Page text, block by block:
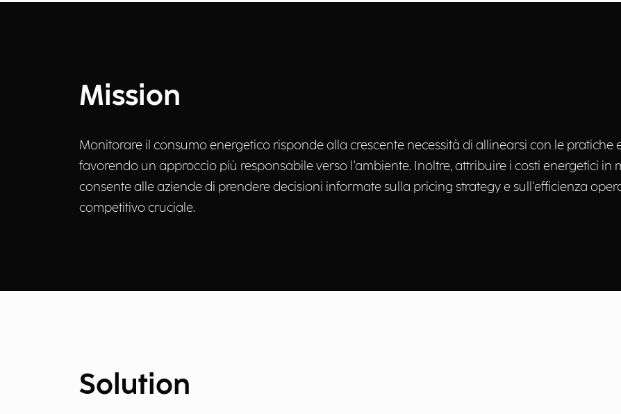
Mission
Monitorare il consumo energetico risponde alla crescente necessità di allinearsi con le pratiche
favorendo un approccio più responsabile verso l'ambiente. Inoltre, attribuire i costi energetici
consente alle aziende di prendere decisioni informate sulla pricing strategy e sull'efficienza
competitivo cruciale.
Solution